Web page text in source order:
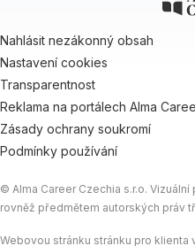
Nahlásit nezákonný obsah
Nastavení cookies
Transparentnost
Reklama na portálech Alma
Zásady ochrany soukromí
Podmínky používání
© Alma Career Czechia s.r.o.
rovněž předmětem autorských práv
Webovou stránku stránku pro